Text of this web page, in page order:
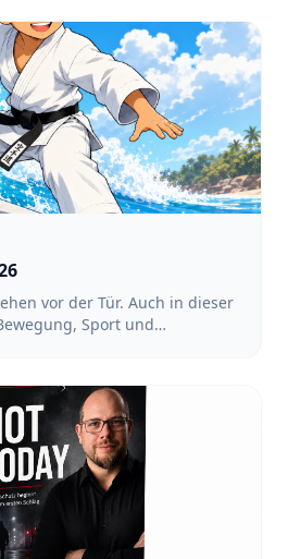
vor der Tür. Auch in dieser
Sport und
mit verschiedenen
Alle Termine und
ihr unter: https://team-
6 Jahren sowie von 6 bis 12
24.08., 26.08. und 31.08.